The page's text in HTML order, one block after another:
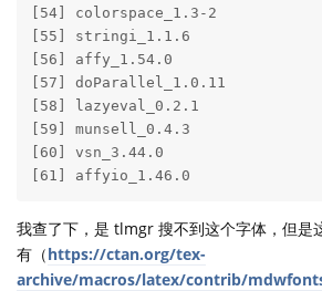
[54] colorspace_1.3-2
[55] stringi_1.1.6
[56] affy_1.54.0
[57] doParallel_1.0.11
[58] lazyeval_0.2.1
[59] munsell_0.4.3
[60] vsn_3.44.0
[61] affyio_1.46.0
我查了下，是 tlmgr 搜不到这个字体，但是
有（https://ctan.org/tex-
archive/macros/latex/contrib/